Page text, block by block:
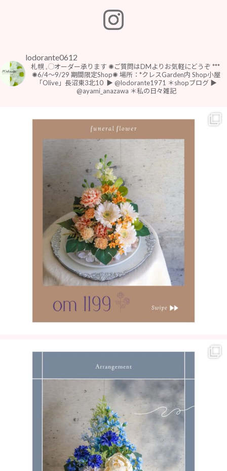
lodorante0612
札幌 𓈒◌オーダー承ります ✺ご質問はDMよりお気軽にどうぞ ***
⁡✺6/4〜9/29 期間限定Shop✺ 場所：*クレスGarden内 Shop小屋
「Olive」長沼東3北10⁡ ▶︎ @lodorante1971 ＊shopブログ ▶︎
@ayami_anazawa ＊私の日々雑記